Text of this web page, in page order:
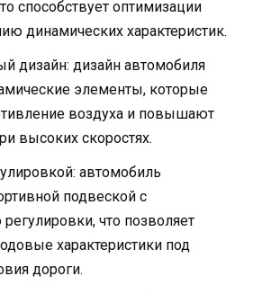
способствует оптимизации
динамических характеристик.
дизайн: дизайн автомобиля
элементы, которые
воздуха и повышают
высоких скоростях.
автомобиль
подвеской с
что позволяет
характеристики под
дороги.